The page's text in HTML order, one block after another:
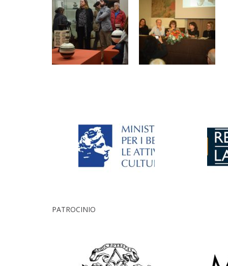
PATROCINIO